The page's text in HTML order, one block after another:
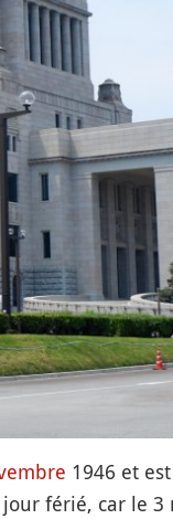
1946 et
férié, car le 3